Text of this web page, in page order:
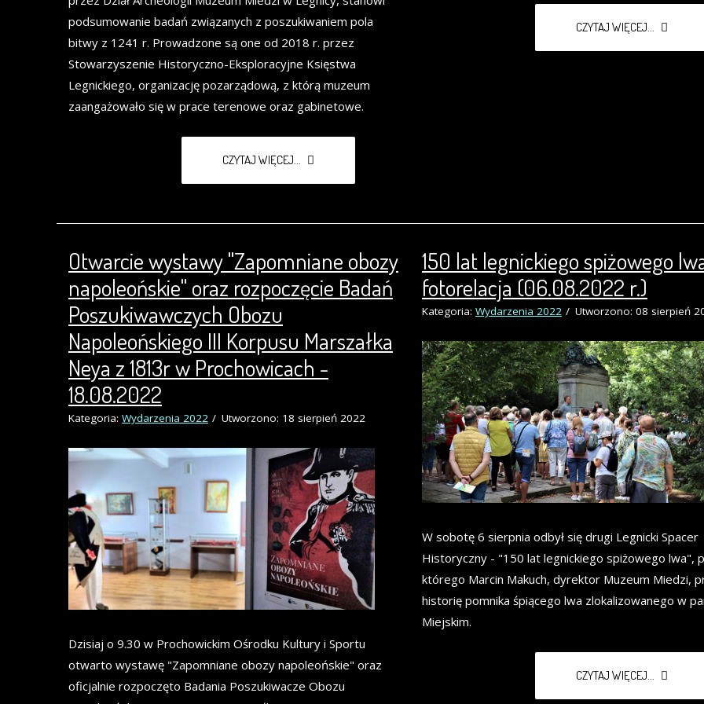
podsumowanie badań związanych z poszukiwaniem pola
bitwy z 1241 r. Prowadzone są one od 2018 r. przez
Stowarzyszenie Historyczno-Eksploracyjne Księstwa
Legnickiego, organizację pozarządową, z którą muzeum
zaangażowało się w prace terenowe oraz gabinetowe.
CZYTAJ WIĘCEJ...
CZYTAJ WIĘCEJ...
Otwarcie wystawy "Zapomniane obozy
napoleońskie" oraz rozpoczęcie Badań
Poszukiwawczych Obozu
Napoleońskiego III Korpusu Marszałka
Neya z 1813r w Prochowicach -
18.08.2022
Kategoria: Wydarzenia 2022 Utworzono: 18 sierpień 2022
Dzisiaj o 9.30 w Prochowickim Ośrodku Kultury i Sportu
otwarto wystawę "Zapomniane obozy napoleońskie" oraz
oficjalnie rozpoczęto Badania Poszukiwacze Obozu
150 lat legnickiego spiżowego
fotorelacja (06.08.2022 r.)
Kategoria: Wydarzenia 2022 Utworzono: 08 sierpień
W sobotę 6 sierpnia odbył się drugi Legnicki Spacer
Historyczny - "150 lat legnickiego spiżowego lwa",
którego Marcin Makuch, dyrektor Muzeum Miedzi,
historię pomnika śpiącego lwa zlokalizowanego w
Miejskim.
CZYTAJ WIĘCEJ...